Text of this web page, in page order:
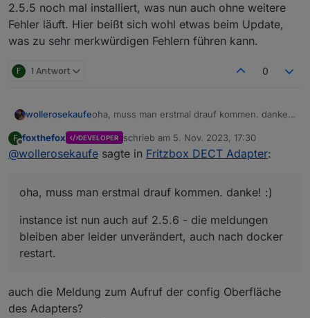
2.5.5 noch mal installiert, was nun auch ohne weitere
Fehler läuft. Hier beißt sich wohl etwas beim Update,
was zu sehr merkwürdigen Fehlern führen kann.
F 1 Antwort 0
wollerosekaufeoha, muss man erstmal drauf kommen. danke!
instance ist nun auch auf 2.5.6 - die
meldungen bleiben aber leider unverändert,
Welche admin Version?
Wie oftund wann kommt "fritzdect.0 warn
[Polling] <== TypeError: Cannot read
v6.10.1 (info: 2 instances, aktiv genutzt nur
warum wurde die "testversion" via npm zwar
F
Offline
foxthefox DEVELOPER schrieb am 5. Nov. 2023, 17:30
zuletzt editiert von
@wollerosekaufe sagte in Fritzbox DECT Adapter:
oha, muss man erstmal drauf kommen. danke! :)
instance ist nun auch auf 2.5.6 - die meldungen
bleiben aber leider unverändert, auch nach docker
restart.
auch die Meldung zum Aufruf der config Oberfläche
des Adapters?